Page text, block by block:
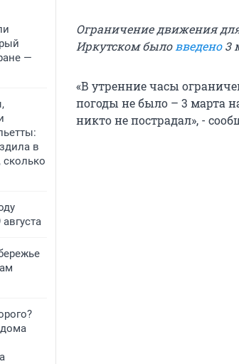
—
в
сколько
дома
Ограничение движения
Иркутском было введено3
«В утренние часы
погоды не было – 3 марта
никто не пострадал», -